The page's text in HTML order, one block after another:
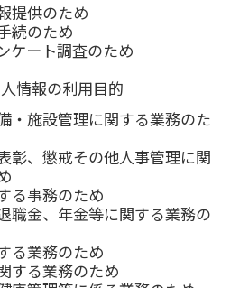
提供のため
続のため
ケート調査のため
個人情報の利用目的
・施設管理に関する業務のた
彰、懲戒その他人事管理に関
る事務のため
職金、年金等に関する業務の
る業務のため
する業務のため